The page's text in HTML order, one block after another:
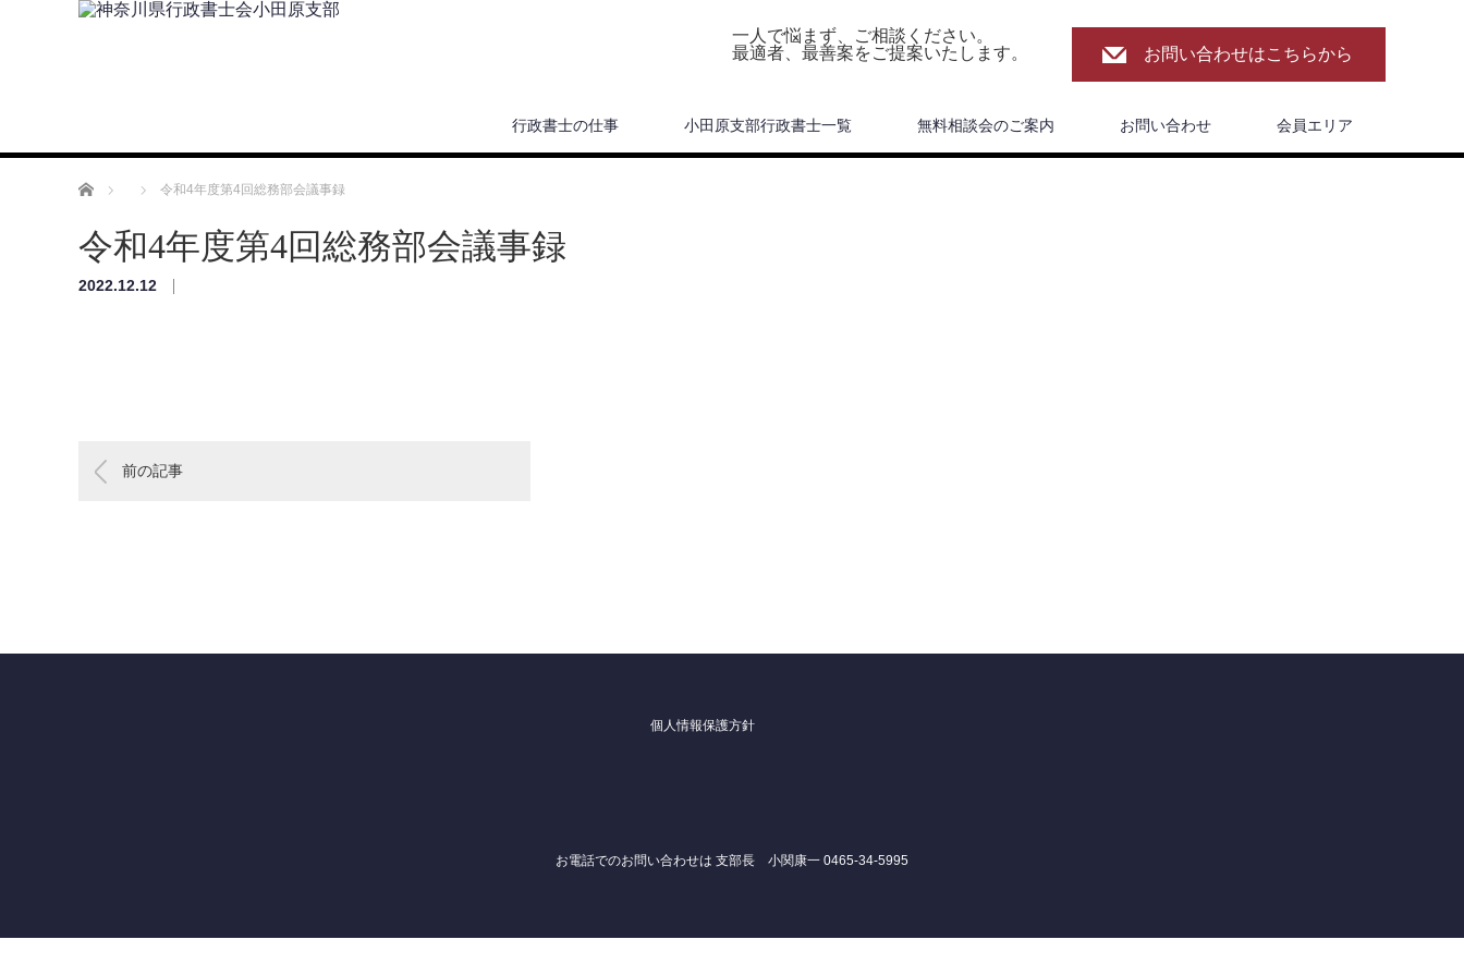
一人で悩まず、ご相談ください。
最適者、最善案をご提案いたします。
お問い合わせはこちらから
行政書士の仕事 小田原支部行政書士一覧 無料相談会のご案内 お問い合わせ 会員エリア
ホーム 令和4年度第4回総務部会議事録
令和4年度第4回総務部会議事録
2022.12.12
前の記事
個人情報保護方針
お電話でのお問い合わせは 支部長 小関康一 0465-34-5995